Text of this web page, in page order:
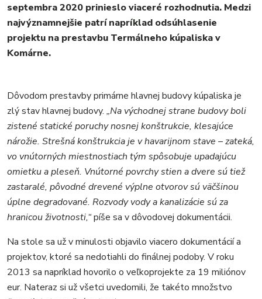
septembra 2020 prinieslo viaceré rozhodnutia. Medzi
najvýznamnejšie patrí napríklad odsúhlasenie
projektu na prestavbu Termálneho kúpaliska v
Komárne.
Dôvodom prestavby primárne hlavnej budovy kúpaliska je
zlý stav hlavnej budovy. „Na východnej strane budovy boli
zistené statické poruchy nosnej konštrukcie, klesajúce
nárožie. Strešná konštrukcia je v havarijnom stave – zateká,
vo vnútorných miestnostiach tým spôsobuje upadajúcu
omietku a pleseň. Vnútorné povrchy stien a dvere sú tiež
zastaralé, pôvodné drevené výplne otvorov sú väčšinou
úplne degradované. Rozvody vody a kanalizácie sú za
hranicou životnosti,“píše sa v dôvodovej dokumentácii.
Na stole sa už v minulosti objavilo viacero dokumentácií a
projektov, ktoré sa nedotiahli do finálnej podoby. V roku
2013 sa napríklad hovorilo o veľkoprojekte za 19 miliónov
eur. Nateraz si už všetci uvedomili, že takéto množstvo